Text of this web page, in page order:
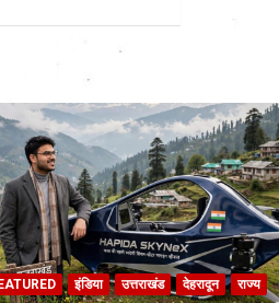
इंडिया उत्तराखंड देहरादून राज्य